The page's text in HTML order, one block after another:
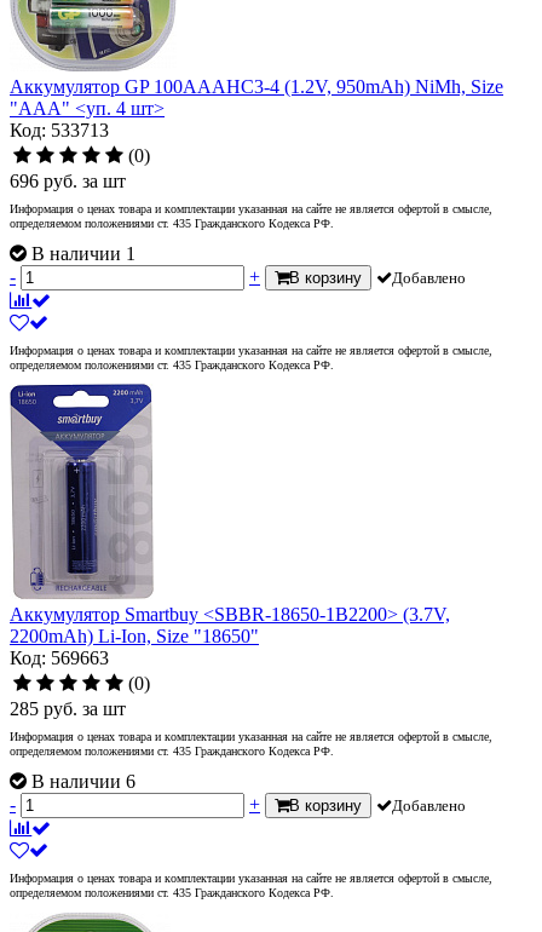
Аккумулятор GP 100AAAHC3-4 (1.2V, 950mAh) NiMh, Size
"AAA" <уп. 4 шт>
Код: 533713
(0)
696 руб. за шт
Информация о ценах товара и комплектации указанная на сайте не является офертой в смысле,
определяемом положениями ст. 435 Гражданского Кодекса РФ.
В наличии 1
-
+ В корзину Добавлено
Информация о ценах товара и комплектации указанная на сайте не является офертой в смысле,
определяемом положениями ст. 435 Гражданского Кодекса РФ.
Аккумулятор Smartbuy <SBBR-18650-1B2200> (3.7V,
2200mAh) Li-Ion, Size "18650"
Код: 569663
(0)
285 руб. за шт
Информация о ценах товара и комплектации указанная на сайте не является офертой в смысле,
определяемом положениями ст. 435 Гражданского Кодекса РФ.
В наличии 6
-
+ В корзину Добавлено
Информация о ценах товара и комплектации указанная на сайте не является офертой в смысле,
определяемом положениями ст. 435 Гражданского Кодекса РФ.